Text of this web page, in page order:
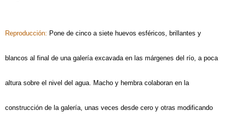
Reproducción: Pone de cinco a siete huevos esféricos, brillantes y
blancos al final de una galería excavada en las márgenes del río, a poca
altura sobre el nivel del agua. Macho y hembra colaboran en la
construcción de la galería, unas veces desde cero y otras modificando